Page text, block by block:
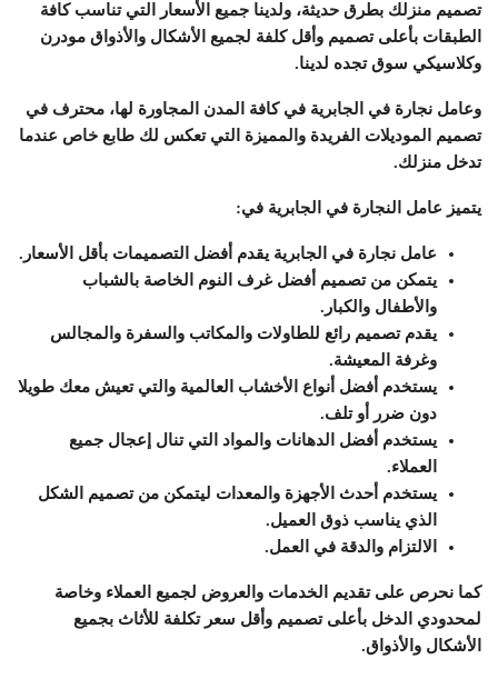
تصميم منزلك بطرق حديثة، ولدينا جميع الأسعار التي تناسب كافة
الطبقات بأعلى تصميم وأقل كلفة لجميع الأشكال والأذواق مودرن
وكلاسيكي سوق تجده لدينا.
وعامل نجارة في الجابرية في كافة المدن المجاورة لها، محترف في
تصميم الموديلات الفريدة والمميزة التي تعكس لك طابع خاص عندما
تدخل منزلك.
يتميز عامل النجارة في الجابرية في:
عامل نجارة في الجابرية يقدم أفضل التصميمات بأقل الأسعار.
يتمكن من تصميم أفضل غرف النوم الخاصة بالشباب
والأطفال والكبار.
يقدم تصميم رائع للطاولات والمكاتب والسفرة والمجالس
وغرفة المعيشة.
يستخدم أفضل أنواع الأخشاب العالمية والتي تعيش معك طويلا
دون ضرر أو تلف.
يستخدم أفضل الدهانات والمواد التي تنال إعجال جميع
العملاء.
يستخدم أحدث الأجهزة والمعدات ليتمكن من تصميم الشكل
الذي يناسب ذوق العميل.
الالتزام والدقة في العمل.
كما نحرص على تقديم الخدمات والعروض لجميع العملاء وخاصة
لمحدودي الدخل بأعلى تصميم وأقل سعر تكلفة للأثاث بجميع
الأشكال والأذواق.